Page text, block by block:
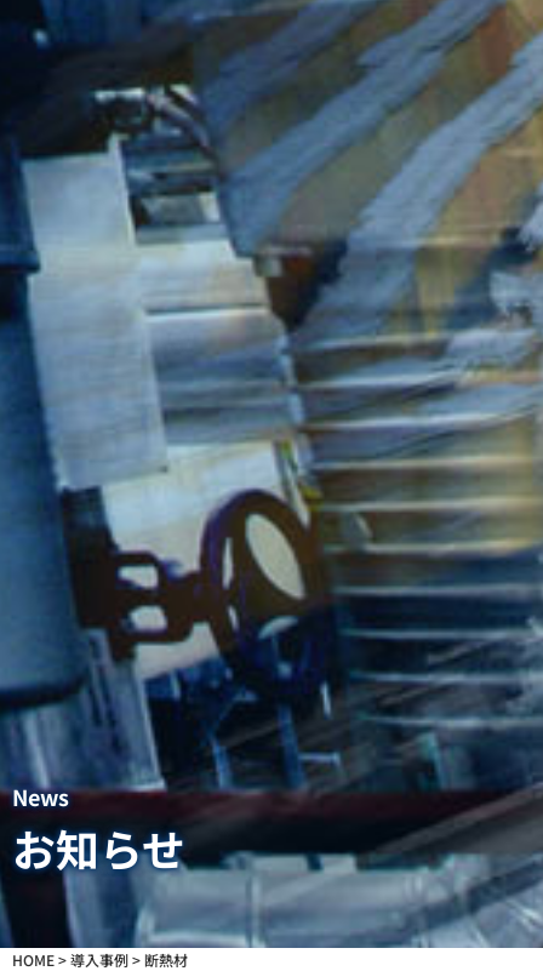
News
お知らせ
HOME>導入事例>断熱材